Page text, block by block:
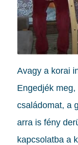
Avagy a korai
Engedjék
családomat, a
arra is fény
kapcsolatba a